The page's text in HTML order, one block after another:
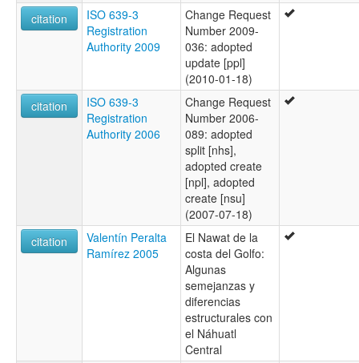
citation
ISO 639-3
Registration
Authority 2009
Change Request
Number 2009-
036: adopted
update [ppl]
(2010-01-18)
citation
ISO 639-3
Registration
Authority 2006
Change Request
Number 2006-
089: adopted
split [nhs],
adopted create
[npl], adopted
create [nsu]
(2007-07-18)
citation
Valentín Peralta
Ramírez 2005
El Nawat de la
costa del Golfo:
Algunas
semejanzas y
diferencias
estructurales con
el Náhuatl
Central